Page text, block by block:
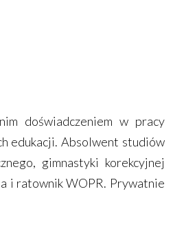
doświadczeniem w pracy
edukacji. Absolwent studiów
gimnastyki korekcyjnej
i ratownik WOPR. Prywatnie